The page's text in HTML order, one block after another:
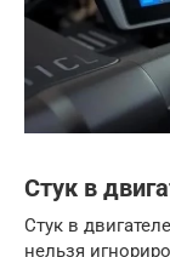
Стук в
Стук в
нельзя